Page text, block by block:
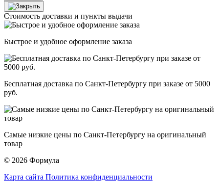
Стоимость доставки и пункты выдачи
Быстрое и удобное оформление заказа
Бесплатная доставка по Санкт-Петербургу при заказе от 5000
руб.
Самые низкие цены по Санкт-Петербургу на оригинальный
товар
© 2026 Формула
Карта сайта Политика конфиденциальности